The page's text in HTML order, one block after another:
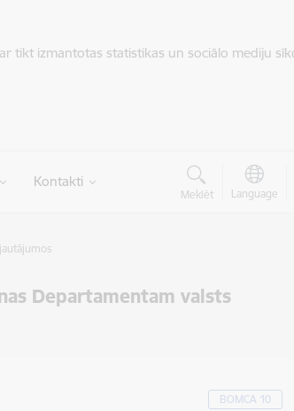
tikt izmantotas statistikas un sociālo mediju
Kontakti
Meklēt Language
Departamentam valsts
BOMCA 10